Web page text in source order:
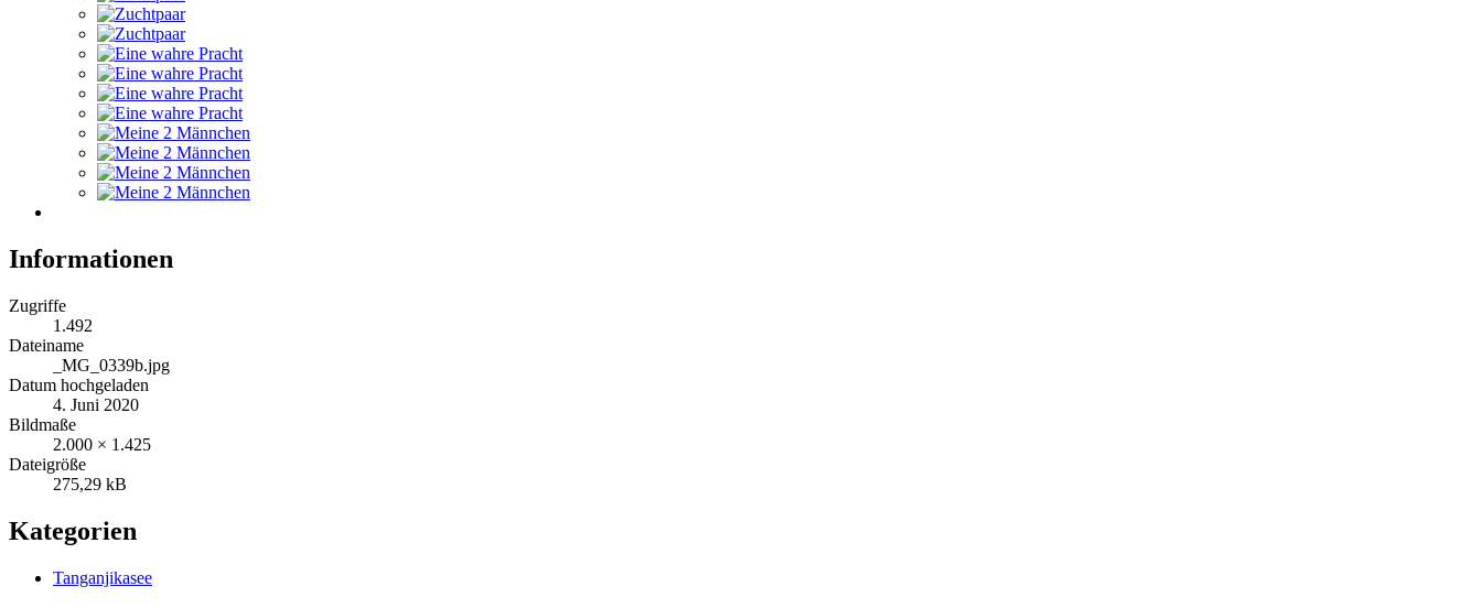
Informationen
Zugriffe
1.492
Dateiname
_MG_0339b.jpg
Datum hochgeladen
4. Juni 2020
Bildmaße
2.000 × 1.425
Dateigröße
275,29 kB
Kategorien
Tanganjikasee